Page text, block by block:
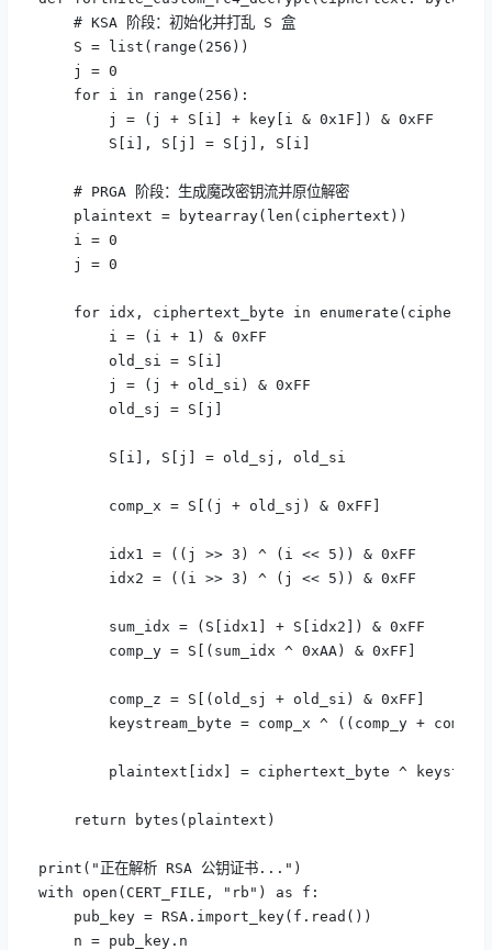
# KSA 阶段：初始化并打乱 S 盒
S = list(range(256))
j = 0
for i in range(256):
j = (j + S[i] + key[i & 0x1F]) & 0xFF
S[i], S[j] = S[j], S[i]
# PRGA 阶段：生成魔改密钥流并原位解密
plaintext = bytearray(len(ciphertext))
i = 0
j = 0
for idx, ciphertext_byte in
i = (i + 1) & 0xFF
old_si = S[i]
j = (j + old_si) & 0xFF
old_sj = S[j]
S[i], S[j] = old_sj, old_si
comp_x = S[(j + old_sj) & 0xFF]
idx1 = ((j >> 3) ^ (i << 5)) & 0xFF
idx2 = ((i >> 3) ^ (j << 5)) & 0xFF
sum_idx = (S[idx1] + S[idx2]) & 0xFF
comp_y = S[(sum_idx ^ 0xAA) & 0xFF]
comp_z = S[(old_sj + old_si) & 0xFF]
keystream_byte = comp_x ^ ((comp_y + comp_z)
plaintext[idx] = ciphertext_byte ^
return bytes(plaintext)
print("正在解析 RSA 公钥证书...")
with open(CERT_FILE, "rb") as f:
pub_key = RSA.import_key(f.read())
n = pub_key.n